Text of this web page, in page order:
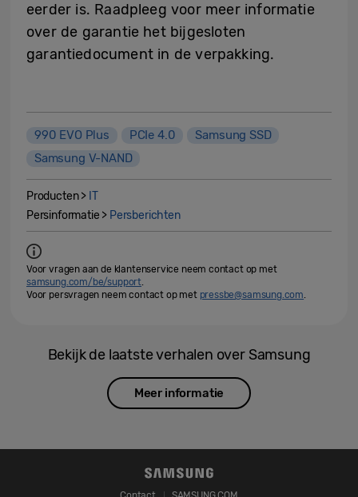
eerder is. Raadpleeg voor meer informatie
over de garantie het bijgesloten
garantiedocument in de verpakking.
990 EVO Plus PCIe 4.0
Samsung SSD
Samsung V-NAND
Producten > IT
Persinformatie > Persberichten
Voor vragen aan de klantenservice neem contact op met
samsung.com/be/support.
Voor persvragen neem contact op met pressbe@samsung.com.
Bekijk de laatste verhalen over Samsung
Meer informatie